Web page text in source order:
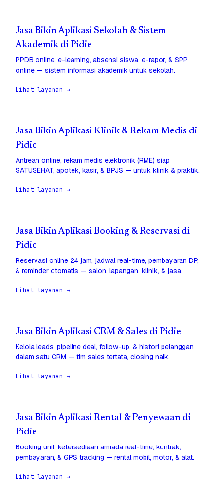
Jasa Bikin Aplikasi Sekolah & Sistem
Akademik di Pidie
PPDB online, e-learning, absensi siswa, e-rapor, & SPP
online — sistem informasi akademik untuk sekolah.
Lihat layanan →
Jasa Bikin Aplikasi Klinik & Rekam Medis di
Pidie
Antrean online, rekam medis elektronik (RME) siap
SATUSEHAT, apotek, kasir, & BPJS — untuk klinik & praktik.
Lihat layanan →
Jasa Bikin Aplikasi Booking & Reservasi di
Pidie
Reservasi online 24 jam, jadwal real-time, pembayaran DP,
& reminder otomatis — salon, lapangan, klinik, & jasa.
Lihat layanan →
Jasa Bikin Aplikasi CRM & Sales di Pidie
Kelola leads, pipeline deal, follow-up, & histori pelanggan
dalam satu CRM — tim sales tertata, closing naik.
Lihat layanan →
Jasa Bikin Aplikasi Rental & Penyewaan di
Pidie
Booking unit, ketersediaan armada real-time, kontrak,
pembayaran, & GPS tracking — rental mobil, motor, & alat.
Lihat layanan →